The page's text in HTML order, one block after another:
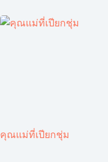
คุณแม่ที่เปียกชุ่ม